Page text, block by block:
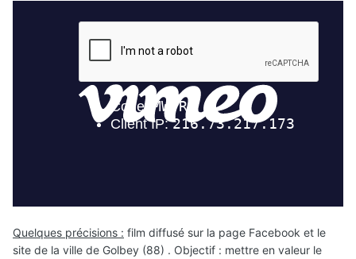
Quelques précisions : film diffusé sur la page Facebook et le
site de la ville de Golbey (88) . Objectif : mettre en valeur le